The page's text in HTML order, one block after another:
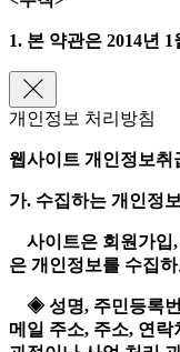
1. 본 약관은 2014년
개인정보 처리방침
웹사이트 개인정보
가. 수집하는 개인정
사이트은 회원가입,
은 개인정보를 수집
◈ 성명, 주민등록번
메일 주소, 주소, 연